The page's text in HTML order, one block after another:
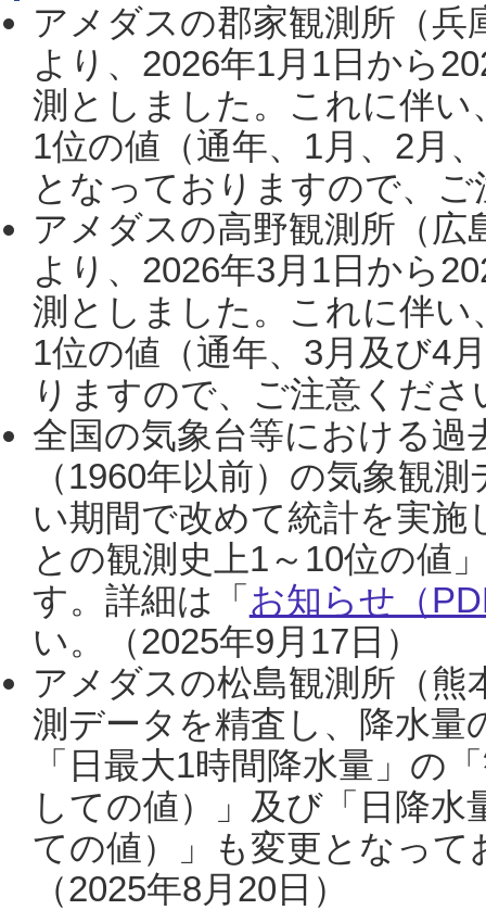
アメダスの郡家観測所（
より、2026年1月1日から
測としました。これに伴い
1位の値（通年、1月、2月
となっておりますので、
アメダスの高野観測所（
より、2026年3月1日から
測としました。これに伴い
1位の値（通年、3月及び4
りますので、ご注意くだ
全国の気象台等における過
（1960年以前）の気象観
い期間で改めて統計を実
との観測史上1～10位の値
す。詳細は「 お知らせ（
い。（2025年9月17日）
アメダスの松島観測所（熊
測データを精査し、降水
「日最大1時間降水量」の
しての値）」及び「日降
ての値）」も変更となっ
（2025年8月20日）